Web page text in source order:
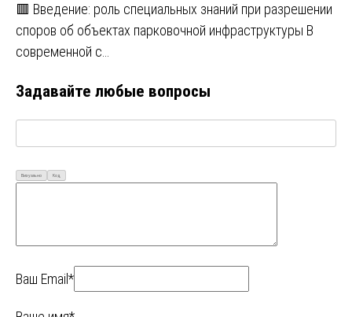
🟥 Введение: роль специальных знаний при разрешении
споров об объектах парковочной инфраструктуры В
современной с…
Задавайте любые вопросы
Визуально Код
Ваш Email*